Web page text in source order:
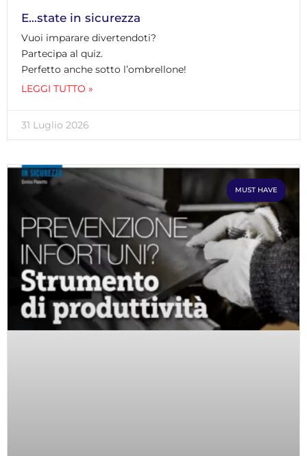
E…state in sicurezza
Vuoi imparare divertendoti?
Partecipa al quiz.
Perfetto anche sotto l’ombrellone!
LEGGI TUTTO »
31 Luglio 2026
MUST HAVE